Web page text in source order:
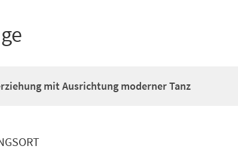
mit Ausrichtung moderner Tanz